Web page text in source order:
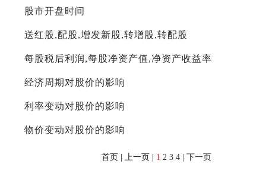
股市开盘时间
送红股,配股,增发新股,转增股,转配股
每股税后利润,每股净资产值,净资产收益率
经济周期对股价的影响
利率变动对股价的影响
物价变动对股价的影响
首页 | 上一页 | 1 2 3 4| 下一页